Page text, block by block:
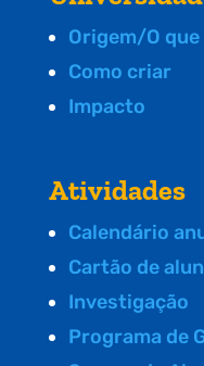
Origem/O
Como criar
Impacto
Atividades
Calendário
Cartão de
Investigação
Programa de